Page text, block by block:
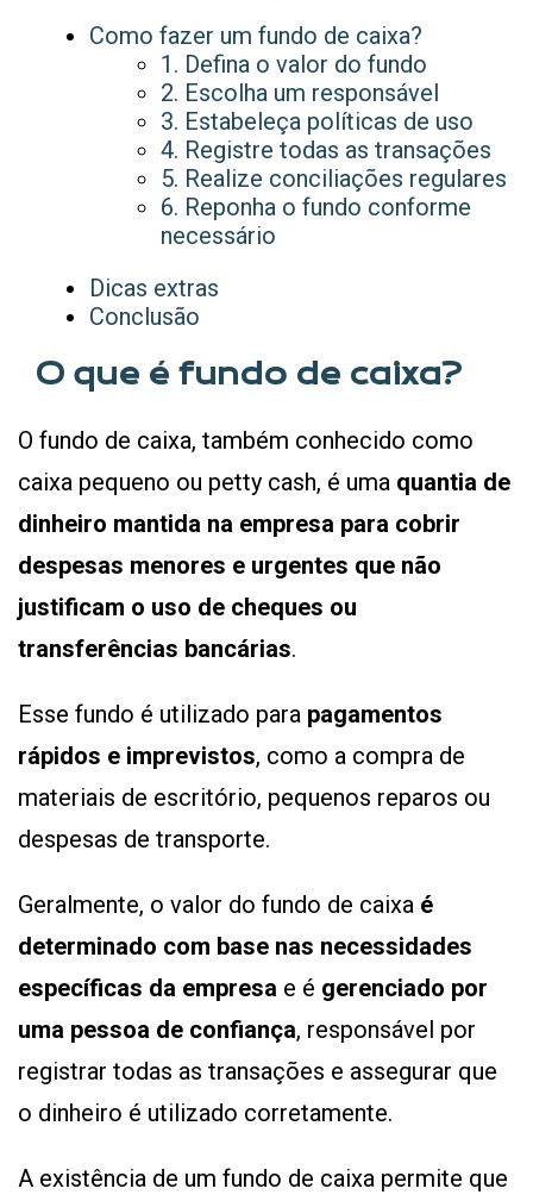
Como fazer um fundo de caixa?
1. Defina o valor do fundo
2. Escolha um responsável
3. Estabeleça políticas de uso
4. Registre todas as transações
5. Realize conciliações regulares
6. Reponha o fundo conforme
necessário
Dicas extras
Conclusão
O que é fundo de caixa?
O fundo de caixa, também conhecido como
caixa pequeno ou petty cash, é uma quantia de
dinheiro mantida na empresa para cobrir
despesas menores e urgentes que não
justificam o uso de cheques ou
transferências bancárias.
Esse fundo é utilizado para pagamentos
rápidos e imprevistos, como a compra de
materiais de escritório, pequenos reparos ou
despesas de transporte.
Geralmente, o valor do fundo de caixa é
determinado com base nas necessidades
específicas da empresa e é gerenciado por
uma pessoa de confiança, responsável por
registrar todas as transações e assegurar que
o dinheiro é utilizado corretamente.
A existência de um fundo de caixa permite que